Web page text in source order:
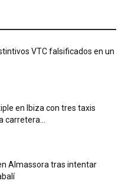
VTC falsificados en un
en Ibiza con tres taxis
carretera...
Almassora tras intentar